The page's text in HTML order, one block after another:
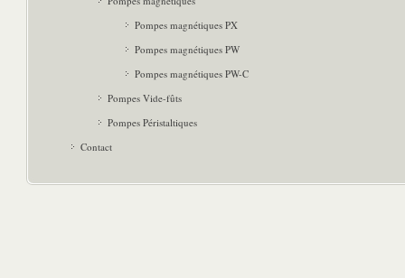
Pompes magnétiques PX
Pompes magnétiques PW
Pompes magnétiques PW-C
Pompes Vide-fûts
Pompes Péristaltiques
Contact